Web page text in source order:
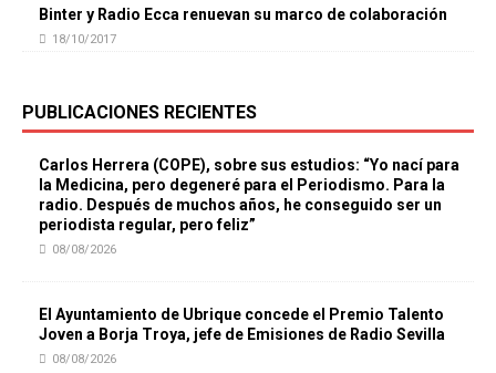
Binter y Radio Ecca renuevan su marco de colaboración
18/10/2017
PUBLICACIONES RECIENTES
Carlos Herrera (COPE), sobre sus estudios: “Yo nací para
la Medicina, pero degeneré para el Periodismo. Para la
radio. Después de muchos años, he conseguido ser un
periodista regular, pero feliz”
08/08/2026
El Ayuntamiento de Ubrique concede el Premio Talento
Joven a Borja Troya, jefe de Emisiones de Radio Sevilla
08/08/2026